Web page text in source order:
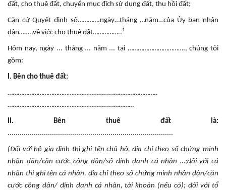
đất, cho thuê đất, chuyển mục đích sử dụng đất, thu hồi đất;
Căn cứ Quyết định số………….ngày…tháng …năm…của Ủy ban nhân
dân……..về việc cho thuê đất……………..1
Hôm nay, ngày ... tháng ... năm ... tại ……………………………., chúng tôi
gồm:
I. Bên cho thuê đất:
……………………………………………………………………………..
…………………………………………………………………
II. Bên thuê đất là:
..................................................................................
(Đối với hộ gia đình thì ghi tên chủ hộ, địa chỉ theo số chứng minh
nhân dân/căn cước công dân/số định danh cá nhân …;đối với cá
nhân thì ghi tên cá nhân, địa chỉ theo số chứng minh nhân dân/căn
cước công dân/ định danh cá nhân, tài khoản (nếu có); đối với tổ